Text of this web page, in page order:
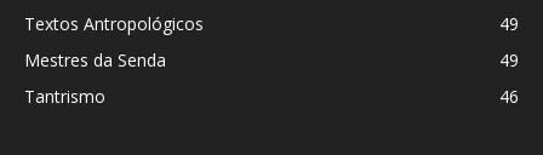
Textos Antropológicos
49
Mestres da Senda
49
Tantrismo
46